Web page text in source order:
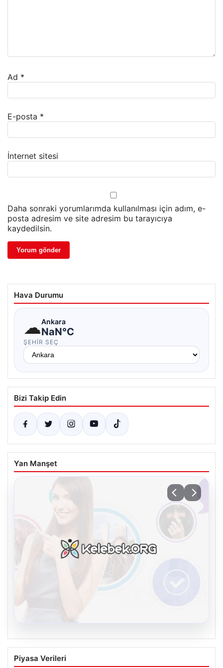
Ad *
E-posta *
İnternet sitesi
Daha sonraki yorumlarımda kullanılması için adım, e-
posta adresim ve site adresim bu tarayıcıya
kaydedilsin.
Hava Durumu
☁Ankara
NaN°C
ŞEHIR SEÇ
Bizi Takip Edin
Yan Manşet
Kelebek.Org İle Sanal İletişimin Seviyeli
Adresi Ve Muhabbet Deneyimi
Piyasa Verileri